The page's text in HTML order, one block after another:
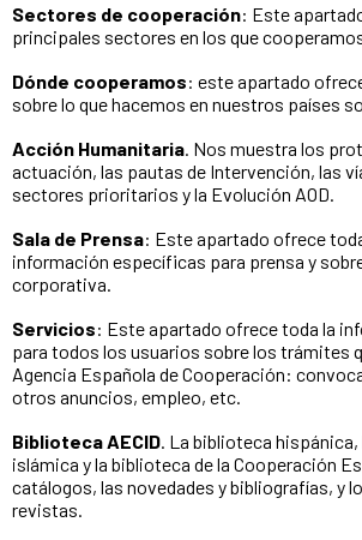
Sectores de cooperación: Este
principales sectores en los que
Dónde cooperamos: este apartado
sobre lo que hacemos en nuestros países
Acción Humanitaria . Nos muestra los
actuación, las pautas de Intervención, las
sectores prioritarios y la Evolución AOD.
Sala de Prensa: Este apartado ofrece
información específicas para prensa y
corporativa.
Servicios: Este apartado ofrece toda la
para todos los usuarios sobre los trámites
Agencia Española de Cooperación:
otros anuncios, empleo, etc.
Biblioteca AECID . La biblioteca
islámica y la biblioteca de la Cooperación
catálogos, las novedades y bibliografías, y
revistas.